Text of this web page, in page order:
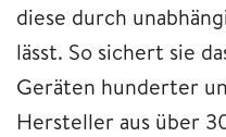
diese durch
lässt. So sichert sie
Geräten hunderter
Hersteller aus über